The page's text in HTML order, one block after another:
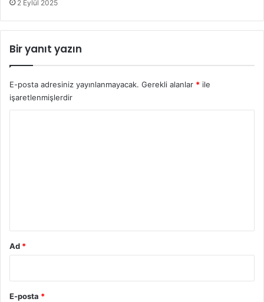
2 Eylül 2025
Bir yanıt yazın
E-posta adresiniz yayınlanmayacak. Gerekli alanlar * ile
işaretlenmişlerdir
Ad *
E-posta *